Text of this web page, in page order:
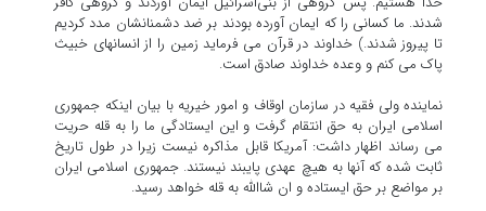
شدند. ما کسانی را که ایمان آورده بودند بر ضد دشمنانشان مدد کردیم
تا پیروز شدند.) خداوند در قرآن می فرماید زمین را از انسانهای خبیث
پاک می کنم و وعده خداوند صادق است.
نماینده ولی فقیه در سازمان اوقاف و امور خیریه با بیان اینکه جمهوری
اسلامی ایران به حق انتقام گرفت و این ایستادگی ما را به قله حریت
می رساند اظهار داشت: آمریکا قابل مذاکره نیست زیرا در طول تاریخ
ثابت شده که آنها به هیچ عهدی پایبند نیستند. جمهوری اسلامی ایران
بر مواضع بر حق ایستاده و ان شاالله به قله خواهد رسید.